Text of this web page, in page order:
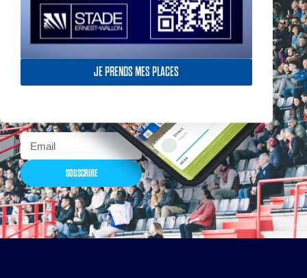
JE PRENDS MES PLACES
Actualités, nouveautés,
billetterie, remises
exceptionnelles dans la
SOUSCRIRE